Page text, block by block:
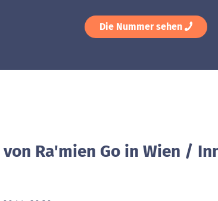
Die Nummer sehen
Ra'mien Go in Wien /